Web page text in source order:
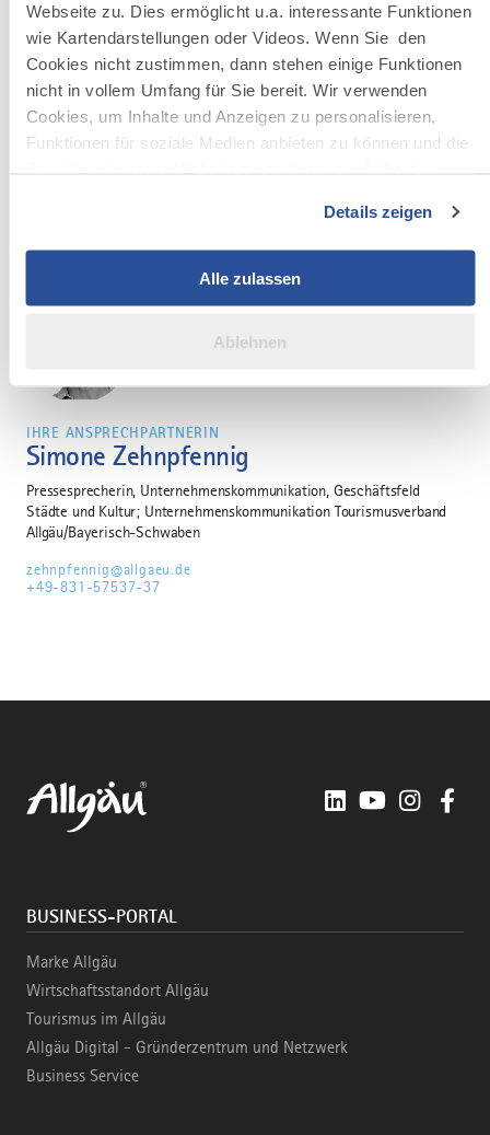
Webseite zu. Dies ermöglicht u.a. interessante Funktionen
wie Kartendarstellungen oder Videos. Wenn Sie den
Cookies nicht zustimmen, dann stehen einige Funktionen
nicht in vollem Umfang für Sie bereit. Wir verwenden
Cookies, um Inhalte und Anzeigen zu personalisieren,
Funktionen für soziale Medien anbieten zu können und die
Website an unsere Partner für soziale Medien, Werbung
und Analysen weiter. Unsere Partner führen diese
Informationen möglicherweise mit weiteren Daten
zusammen, die Sie ihnen bereitgestellt haben oder die sie
Details zeigen
Alle zulassen
Ablehnen
©
©Allgäu GmbH, Dominik Berchtold
JPG 928.8 KB
Bild
herunterladen
IHRE ANSPRECHPARTNERIN
Simone Zehnpfennig
Pressesprecherin, Unternehmenskommunikation, Geschäftsfeld
Städte und Kultur; Unternehmenskommunikation Tourismusverband
Allgäu/Bayerisch-Schwaben
zehnpfennig@allgaeu.de
+49-831-57537-37
LinkedInYouTube
BUSINESS-PORTAL
Marke Allgäu
Wirtschaftsstandort Allgäu
Tourismus im Allgäu
Allgäu Digital - Gründerzentrum und Netzwerk
Business Service